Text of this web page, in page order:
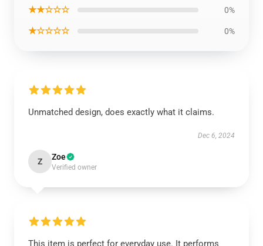
★★☆☆☆ 0%
★☆☆☆☆ 0%
Unmatched design, does exactly what it claims.
Dec 6, 2024
Z Zoe
Verified owner
This item is perfect for everyday use. It performs